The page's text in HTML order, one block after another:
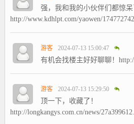
强，我和我的小伙伴们都惊呆
http://www.kdhlpt.com/yaowen/
游客 2024-07-13 15:00:47
有机会找楼主好好聊聊！
游客 2024-07-13 15:29:50
顶一下，收藏了！
http://longkangys.com.cn/news/